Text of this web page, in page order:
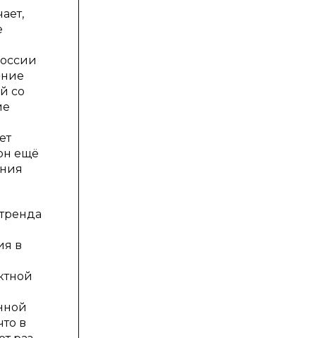
со
ещё
в
в